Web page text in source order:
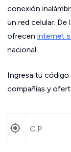
conexión
un red celular.
ofrecen internet
nacional.
Ingresa tu
compañías y